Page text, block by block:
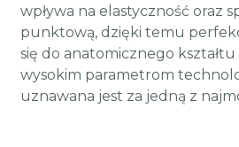
wpływa na elastyczność oraz
punktową, dzięki temu
się do anatomicznego kształtu
wysokim parametrom
uznawana jest za jedną z